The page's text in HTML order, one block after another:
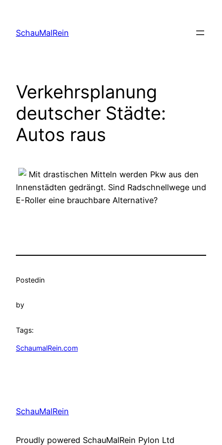
content
SchauMalRein
Verkehrsplanung
deutscher Städte:
Autos raus
Mit drastischen Mitteln werden Pkw aus den
Innenstädten gedrängt. Sind Radschnellwege und
E-Roller eine brauchbare Alternative?
Postedin
by
Tags:
SchaumalRein.com
SchauMalRein
Proudly powered SchauMalRein Pylon Ltd